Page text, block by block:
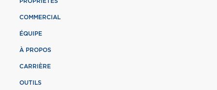
COMMERCIAL
ÉQUIPE
À PROPOS
CARRIÈRE
OUTILS